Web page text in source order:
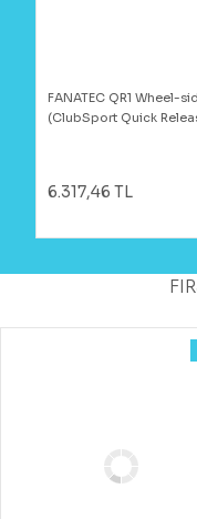
FANATEC QR1 Wheel-
(ClubSport Quick
6.317,46 TL